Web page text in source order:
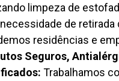
limpeza de
de retirada
residências e
Seguros,
Trabalhamos